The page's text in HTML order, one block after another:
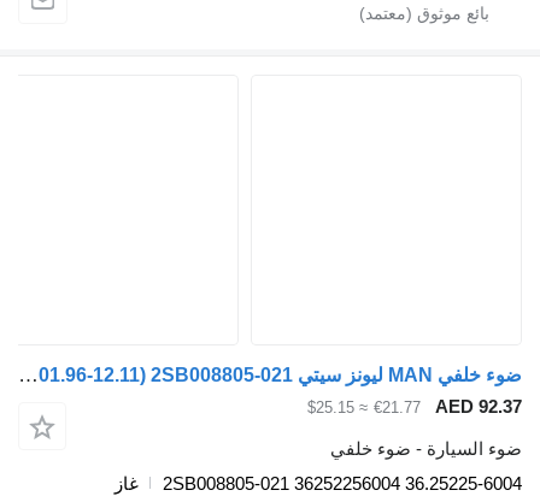
ضوء خلفي MAN ليونز سيتي a23 (01.96-12.11) 2SB008805-021 لـ الباصات MAN Lion's bus (1991-)
€21.77
≈ $25.15
- ضوء خلفي
2SB008805-021 36252256004
غاز